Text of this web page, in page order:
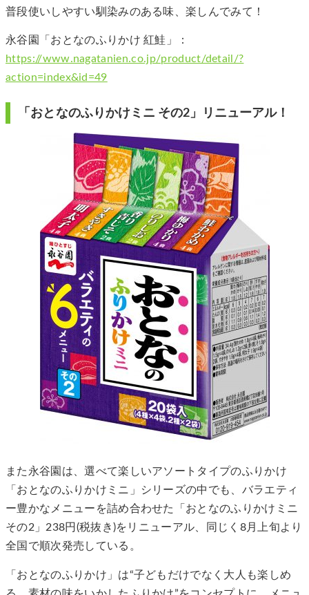
普段使いしやすい馴染みのある味、楽しんでみて！
永谷園「おとなのふりかけ 紅鮭」：
https://www.nagatanien.co.jp/product/detail/?
action=index&id=49
「おとなのふりかけミニ その2」リニューアル！
また永谷園は、選べて楽しいアソートタイプのふりかけ
「おとなのふりかけミニ」シリーズの中でも、バラエティ
ー豊かなメニューを詰め合わせた「おとなのふりかけミニ
その2」238円(税抜き)をリニューアル、同じく8月上旬より
全国で順次発売している。
「おとなのふりかけ」は“子どもだけでなく大人も楽しめ